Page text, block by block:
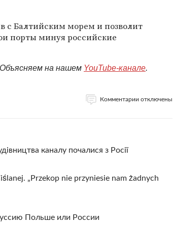
с Балтийским морем и позволит
порты минуя российские
на нашем YouTube-канале.
Комментарии отключены
каналу почалися з Росії
„Przekop nie przyniesie nam żadnych
Польше или России